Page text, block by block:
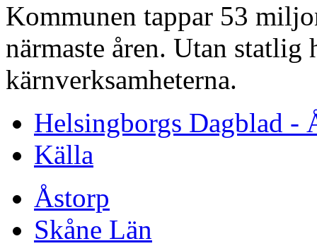
Kommunen tappar 53
närmaste åren. Utan
kärnverksamheterna.
Helsingborgs Dagblad -
Källa
Åstorp
Skåne Län